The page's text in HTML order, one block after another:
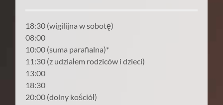
18:30 (wigilijna w sobotę)
08:00
10:00 (suma parafialna)*
11:30 (z udziałem rodziców i dzieci)
13:00
18:30
20:00 (dolny kościół)